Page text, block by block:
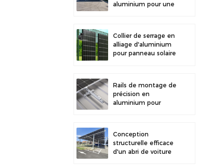
aluminium pour une
du véhicule
Collier de serrage en
alliage d'aluminium
pour panneau solaire
Rails de montage de
précision en
aluminium pour
Conception
structurelle efficace
d'un abri de voiture